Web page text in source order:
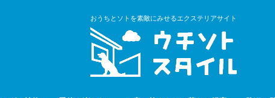
おうちとソトを素敵にみせるエクステリアサイト